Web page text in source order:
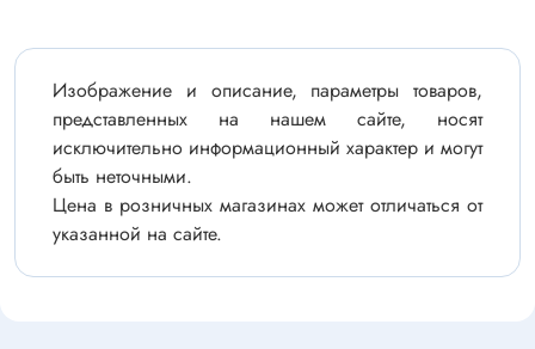
Изображение и описание, параметры товаров,
представленных на нашем сайте, носят
исключительно информационный характер и могут
быть неточными.
Цена в розничных магазинах может отличаться от
указанной на сайте.